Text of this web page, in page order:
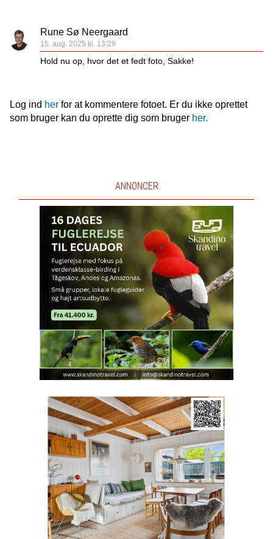
Rune Sø Neergaard
15. aug. 2025 kl. 13:29
Hold nu op, hvor det et fedt foto, Sakke!
Log ind herfor at kommentere fotoet. Er du ikke oprettet
som bruger kan du oprette dig som bruger her.
ANNONCER